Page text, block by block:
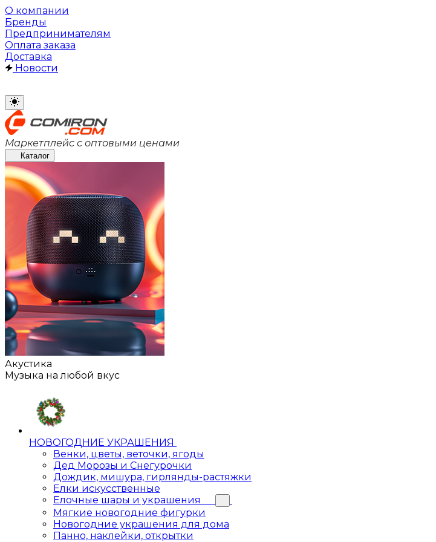
О компании
Бренды
Предпринимателям
Оплата заказа
Доставка
Новости
Маркетплейс с оптовыми ценами
Каталог
Акустика
Музыка на любой вкус
НОВОГОДНИЕ УКРАШЕНИЯ
Венки, цветы, веточки, ягоды
Дед Морозы и Снегурочки
Дождик, мишура, гирлянды-растяжки
Елки искусственные
Елочные шары и украшения
Мягкие новогодние фигурки
Новогодние украшения для дома
Панно, наклейки, открытки